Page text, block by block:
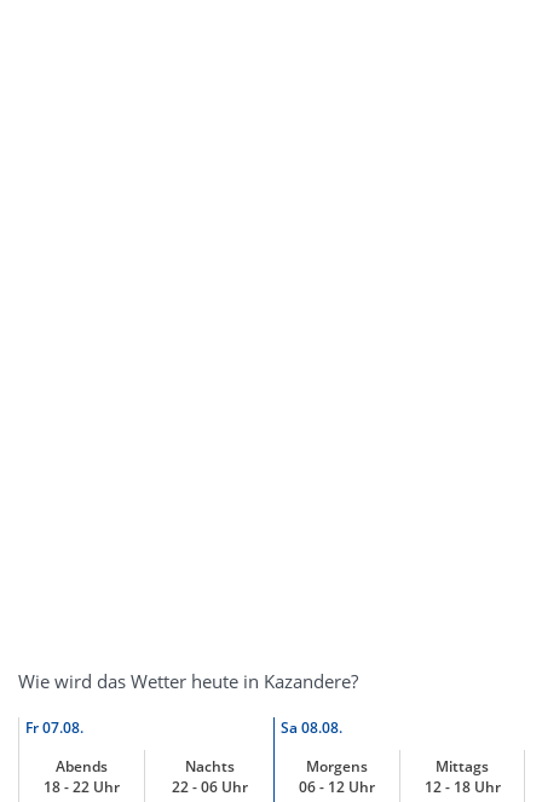
Wie wird das Wetter heute in Kazandere?
Fr07.08. Sa 08.08.
Abends
18 - 22 Uhr
Nachts
22 - 06 Uhr
Morgens
06 - 12 Uhr
Mittags
12 - 18 Uhr